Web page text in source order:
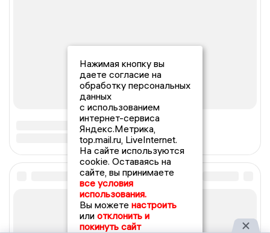
Нажимая кнопку вы
даете согласие на
обработку персональных
данных
с использованием
интернет-сервиса
Яндекс.Метрика,
top.mail.ru, LiveInternet.
На сайте используются
cookie. Оставаясь на
сайте, вы принимаете
все условия
использования.
Вы можете настроить
или отклонить и
покинуть сайт